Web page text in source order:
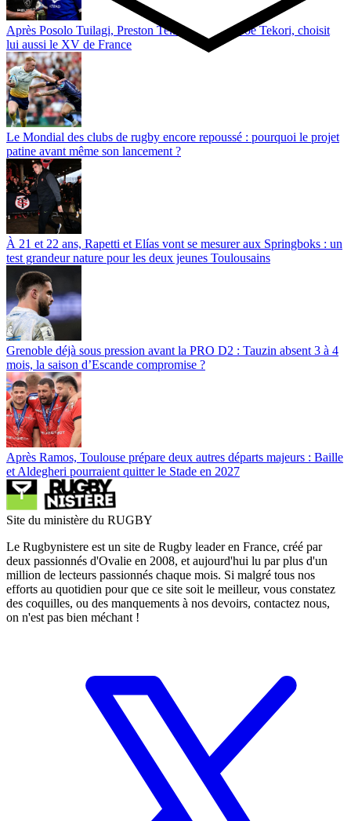
Après Posolo Tuilagi, Preston Tekori, le fils de Joe Tekori, choisit
lui aussi le XV de France
Le Mondial des clubs de rugby encore repoussé : pourquoi le projet
patine avant même son lancement ?
À 21 et 22 ans, Rapetti et Elías vont se mesurer aux Springboks : un
test grandeur nature pour les deux jeunes Toulousains
Grenoble déjà sous pression avant la PRO D2 : Tauzin absent 3 à 4
mois, la saison d’Escande compromise ?
Après Ramos, Toulouse prépare deux autres départs majeurs : Baille
et Aldegheri pourraient quitter le Stade en 2027
Site du ministère du RUGBY
Le Rugbynistere est un site de Rugby leader en France, créé par
deux passionnés d'Ovalie en 2008, et aujourd'hui lu par plus d'un
million de lecteurs passionnés chaque mois. Si malgré tous nos
efforts au quotidien pour que ce site soit le meilleur, vous constatez
des coquilles, ou des manquements à nos devoirs, contactez nous,
on n'est pas bien méchant !